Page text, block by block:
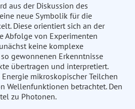
aus der Diskussion des
neue Symbolik für die
Diese orientiert sich an der
Abfolge von Experimenten
keine komplexe
gewonnenen Erkenntnisse
übertragen und interpretiert.
mikroskopischer Teilchen
Wellenfunktionen betrachtet. Den
zu Photonen.